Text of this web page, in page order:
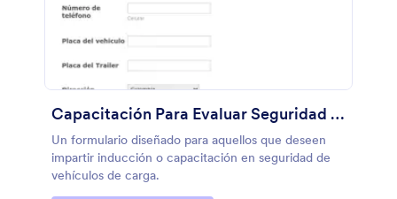
Capacitación Para Evaluar Seguridad De Transporte De Carga
Un formulario diseñado para aquellos que deseen
impartir inducción o capacitación en seguridad de
vehículos de carga.